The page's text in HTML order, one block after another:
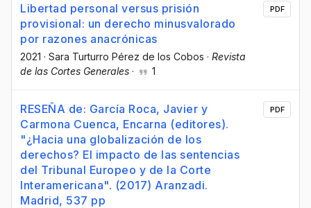
Libertad personal versus prisión
provisional: un derecho minusvalorado
por razones anacrónicas
2021 · Sara Turturro Pérez de los Cobos · Revista
de las Cortes Generales · 1
PDF
RESEÑA de: García Roca, Javier y
Carmona Cuenca, Encarna (editores).
"¿Hacia una globalización de los
derechos? El impacto de las sentencias
del Tribunal Europeo y de la Corte
Interamericana". (2017) Aranzadi.
Madrid, 537 pp
PDF